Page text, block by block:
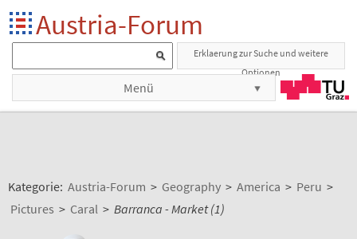
Austria-Forum
Erklaerung zur Suche und weitere
Optionen
Menü
Kategorie: Austria-Forum > Geography > America > Peru >
Pictures > Caral > Barranca - Market (1)